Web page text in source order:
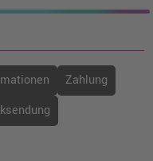
Zahlung